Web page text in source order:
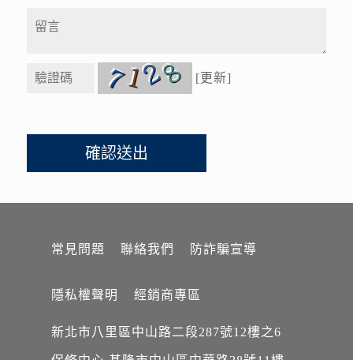
[更新]
常見問題 聯絡我們 防詐騙宣導
隱私權聲明 經銷商專區
新北市八里區中山路二段287號12樓之6